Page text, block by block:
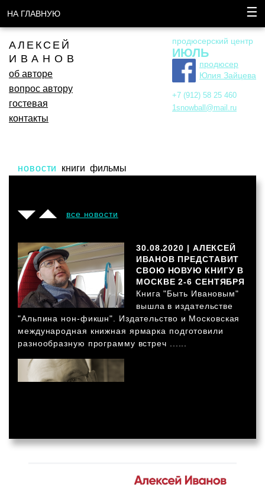
НА ГЛАВНУЮ ☰
АЛЕКСЕЙ
ИВАНОВ
об авторе
вопрос автору
гостевая
контакты
продюсерский центр
ИЮЛЬ
продюсер
Юлия Зайцева
+7 (912) 58 25 460
1snowball@mail.ru
новости книги фильмы
все новости
30.08.2020 | АЛЕКСЕЙ
ИВАНОВ ПРЕДСТАВИТ
СВОЮ НОВУЮ КНИГУ В
МОСКВЕ 2-6 СЕНТЯБРЯ
Книга "Быть Ивановым"
вышла в издательстве
"Альпина нон-фикшн". Издательство и Московская
международная книжная ярмарка подготовили
разнообразную программу встреч ......
ИВАНОВЫМ" ВЫШЛА В ИЗДАТЕЛЬСТВЕ
Алексей Иванов выбрал самые интересные и